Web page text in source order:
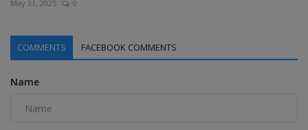
May 31, 2025 0
COMMENTS FACEBOOK COMMENTS
Name